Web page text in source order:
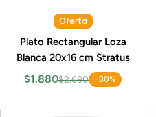
Oferta
Plato Rectangular Loza
Blanca 20x16 cm Stratus
$1.880$2.690 -30%